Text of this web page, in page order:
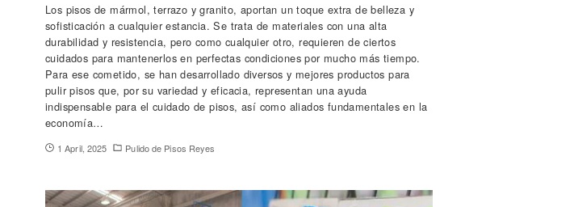
Los pisos de mármol, terrazo y granito, aportan un toque extra de belleza y
sofisticación a cualquier estancia. Se trata de materiales con una alta
durabilidad y resistencia, pero como cualquier otro, requieren de ciertos
cuidados para mantenerlos en perfectas condiciones por mucho más tiempo.
Para ese cometido, se han desarrollado diversos y mejores productos para
pulir pisos que, por su variedad y eficacia, representan una ayuda
indispensable para el cuidado de pisos, así como aliados fundamentales en la
economía…
1 April, 2025 Pulido de Pisos Reyes